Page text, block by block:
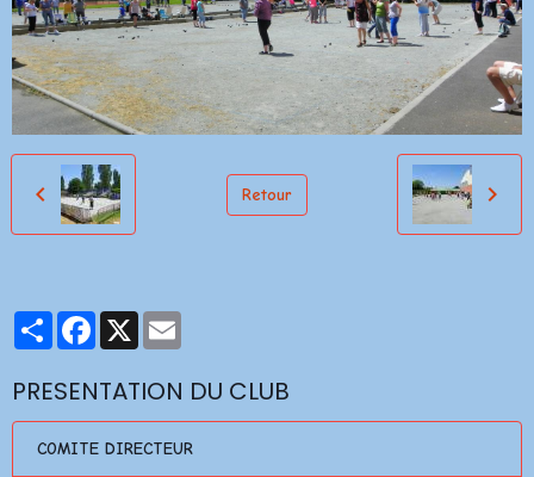
Retour
PartagerFacebook
X
PRESENTATION DU CLUB
COMITE DIRECTEUR